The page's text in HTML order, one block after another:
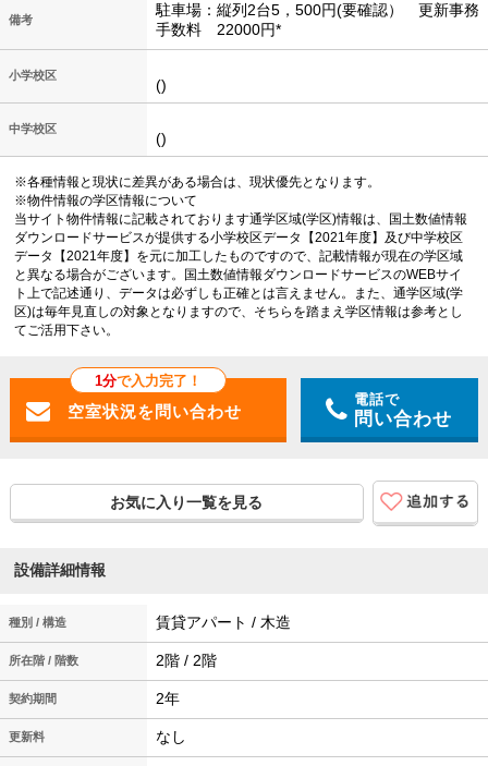
備考
駐車場：縦列2台5，500円(要確認） 更新事務
手数料 22000円*
小学校区
()
中学校区
()
※各種情報と現状に差異がある場合は、現状優先となります。
※物件情報の学区情報について
当サイト物件情報に記載されております通学区域(学区)情報は、国土数値情報
ダウンロードサービスが提供する小学校区データ【2021年度】及び中学校区
データ【2021年度】を元に加工したものですので、記載情報が現在の学区域
と異なる場合がございます。国土数値情報ダウンロードサービスのWEBサイ
ト上で記述通り、データは必ずしも正確とは言えません。また、通学区域(学
区)は毎年見直しの対象となりますので、そちらを踏まえ学区情報は参考とし
てご活用下さい。
1分で入力完了！
電話で
問い合わせ
お気に入り一覧を見る
設備詳細情報
種別 / 構造 賃貸アパート / 木造
所在階 / 階数 2階 / 2階
契約期間 2年
更新料 なし